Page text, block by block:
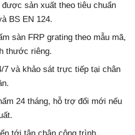
được sản xuất theo tiêu chuẩn
BS EN 124.
sàn FRP grating theo mẫu mã,
thước riêng.
7 và khảo sát trực tiếp tại chân
24 tháng, hỗ trợ đổi mới nếu